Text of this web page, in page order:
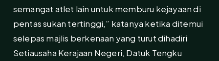
semangat atlet lain untuk memburu kejayaan di
pentas sukan tertinggi,” katanya ketika ditemui
selepas majlis berkenaan yang turut dihadiri
Setiausaha Kerajaan Negeri, Datuk Tengku